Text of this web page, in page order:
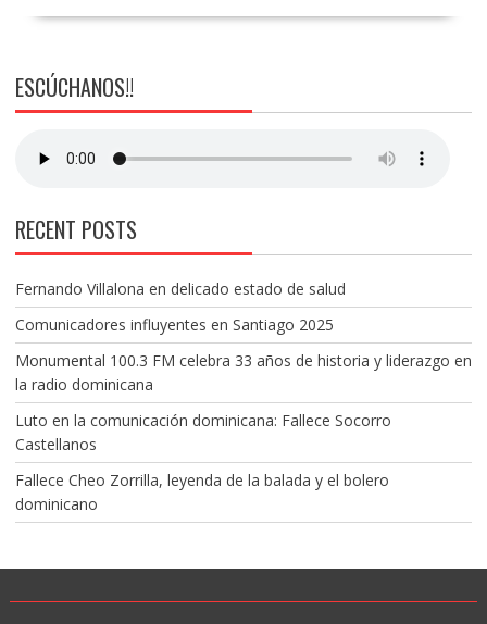
ESCÚCHANOS!!
RECENT POSTS
Fernando Villalona en delicado estado de salud
Comunicadores influyentes en Santiago 2025
Monumental 100.3 FM celebra 33 años de historia y liderazgo en
la radio dominicana
Luto en la comunicación dominicana: Fallece Socorro
Castellanos
Fallece Cheo Zorrilla, leyenda de la balada y el bolero
dominicano